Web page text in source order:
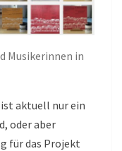
Musikerinnen in
ist aktuell nur ein
oder aber
für das Projekt